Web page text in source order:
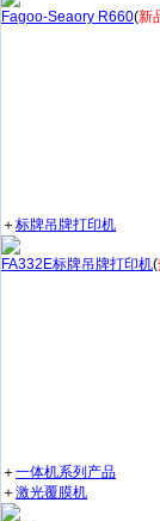
Fagoo-Seaory R660(新
＋标牌吊牌打印机
FA332E标牌吊牌打印机(
＋一体机系列产品
＋激光覆膜机